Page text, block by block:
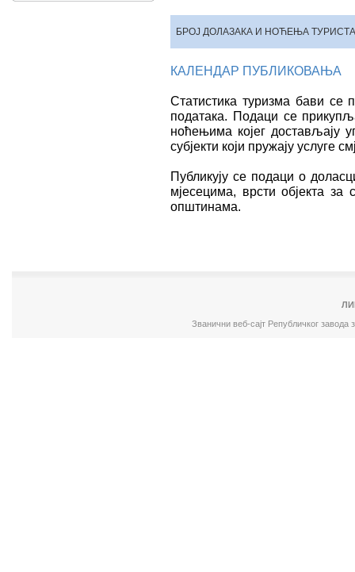
БРОЈ ДОЛАЗАКА И НОЋЕЊА
КАЛЕНДАР ПУБЛИКОВАЊА
Статистика туризма бави се
података. Подаци се
ноћењима којег достављају
субјекти који пружају услуге
Публикују се подаци о
мјесецима, врсти објекта
општинама.
Званични веб-сајт Републичког